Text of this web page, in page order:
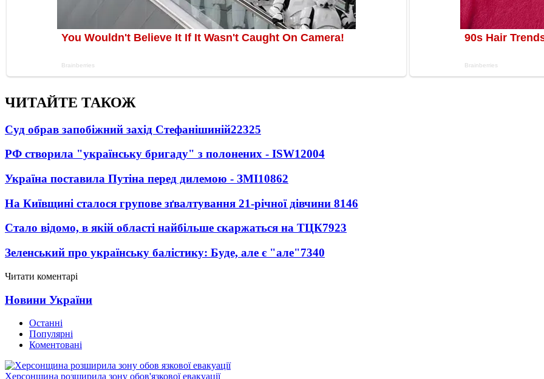
ЧИТАЙТЕ ТАКОЖ
Суд обрав запобіжний захід Стефанішиній22325
РФ створила "українську бригаду" з полонених - ISW12004
Україна поставила Путіна перед дилемою - ЗМІ10862
На Київщині сталося групове зґвалтування 21-річної дівчини 8146
Стало відомо, в якій області найбільше скаржаться на ТЦК7923
Зеленський про українську балістику: Буде, але є "але"7340
Читати коментарі
Новини України
Останні
Популярні
Коментовані
Херсонщина розширила зону обов'язкової евакуації